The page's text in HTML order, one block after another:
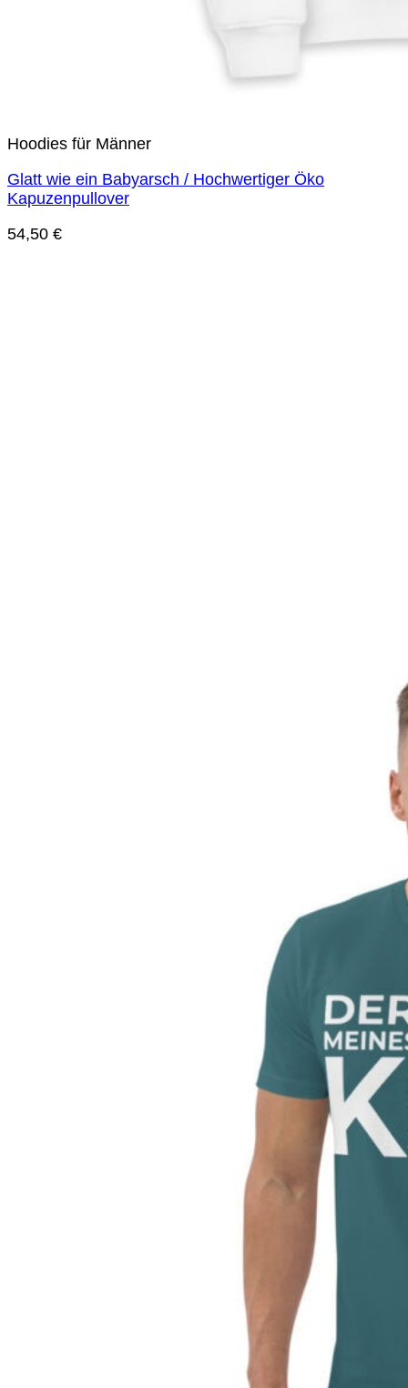
Hoodies für Männer
Glatt wie ein Babyarsch / Hochwertiger Öko
Kapuzenpullover
54,50 €